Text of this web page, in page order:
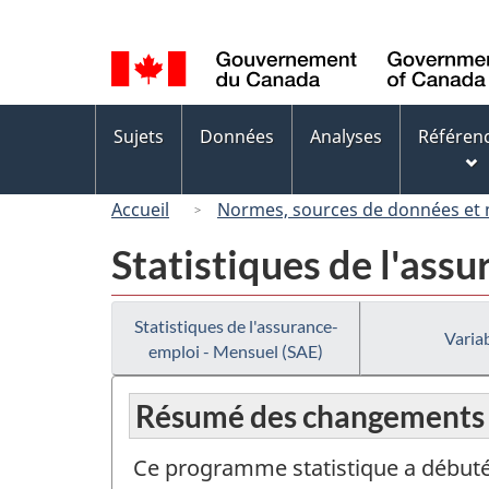
de
la
langue
des
Sujets Données Analyses
Accueil Normes, sources de données et
Statistiques de
Statistiques de l'assurance-
emploi - Mensuel (SAE)
Résumé des changements
Ce programme statistique a